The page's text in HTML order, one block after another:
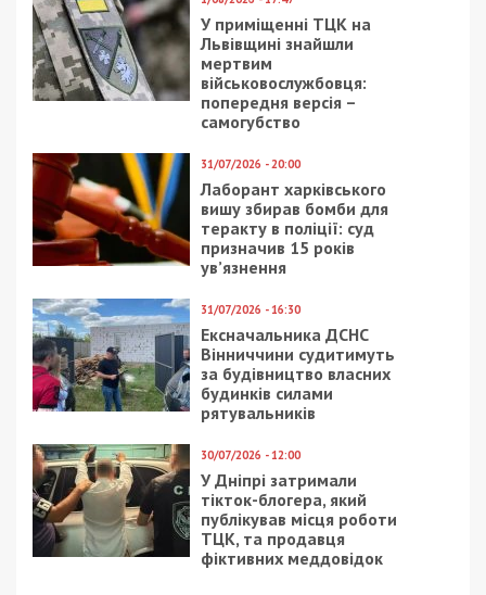
У приміщенні ТЦК на
Львівщині знайшли
мертвим
військовослужбовця:
попередня версія –
самогубство
31/07/2026 - 20:00
Лаборант харківського
вишу збирав бомби для
теракту в поліції: суд
призначив 15 років
ув’язнення
31/07/2026 - 16:30
Ексначальника ДСНС
Вінниччини судитимуть
за будівництво власних
будинків силами
рятувальників
30/07/2026 - 12:00
У Дніпрі затримали
тікток-блогера, який
публікував місця роботи
ТЦК, та продавця
фіктивних меддовідок